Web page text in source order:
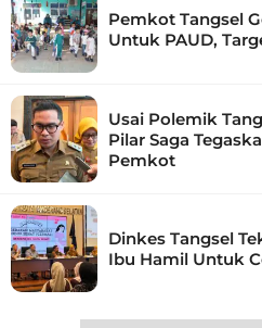
Pemkot Tangsel
Untuk PAUD,
Usai Polemik
Pilar Saga
Pemkot
Dinkes Tangsel
Ibu Hamil Untuk